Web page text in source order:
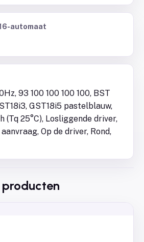
automaat
93 100 100 100 100, BST
GST18i5 pastelblauw,
(Tq 25°C), Losliggende driver,
aanvraag, Op de driver, Rond,